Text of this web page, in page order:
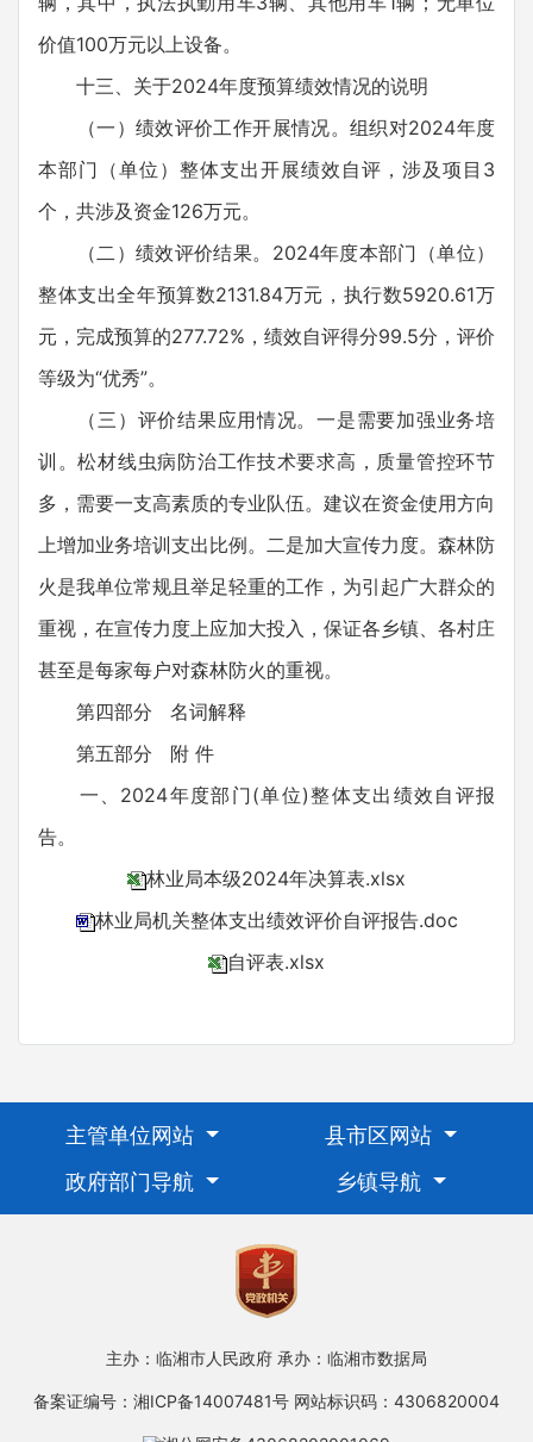
价值100万元以上设备。
十三、关于2024年度预算绩效情况的说明
（一）绩效评价工作开展情况。组织对2024年度
本部门（单位）整体支出开展绩效自评，涉及项目3
个，共涉及资金126万元。
（二）绩效评价结果。2024年度本部门（单位）
整体支出全年预算数2131.84万元，执行数5920.61万
元，完成预算的277.72%，绩效自评得分99.5分，评价
等级为“优秀”。
（三）评价结果应用情况。一是需要加强业务培
训。松材线虫病防治工作技术要求高，质量管控环节
多，需要一支高素质的专业队伍。建议在资金使用方向
上增加业务培训支出比例。二是加大宣传力度。森林防
火是我单位常规且举足轻重的工作，为引起广大群众的
重视，在宣传力度上应加大投入，保证各乡镇、各村庄
甚至是每家每户对森林防火的重视。
第四部分 名词解释
第五部分 附 件
一、2024年度部门(单位)整体支出绩效自评报
告。
林业局本级2024年决算表.xlsx
林业局机关整体支出绩效评价自评报告.doc
自评表.xlsx
主管单位网站
县市区网站
政府部门导航
乡镇导航
主办：临湘市人民政府 承办：临湘市数据局
备案证编号：湘ICP备14007481号 网站标识码：4306820004